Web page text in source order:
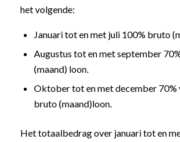
het volgende:
Januari tot en met juli 100% bruto
Augustus tot en met september
(maand) loon.
Oktober tot en met december 70%
bruto (maand)loon.
Het totaalbedrag over januari tot en